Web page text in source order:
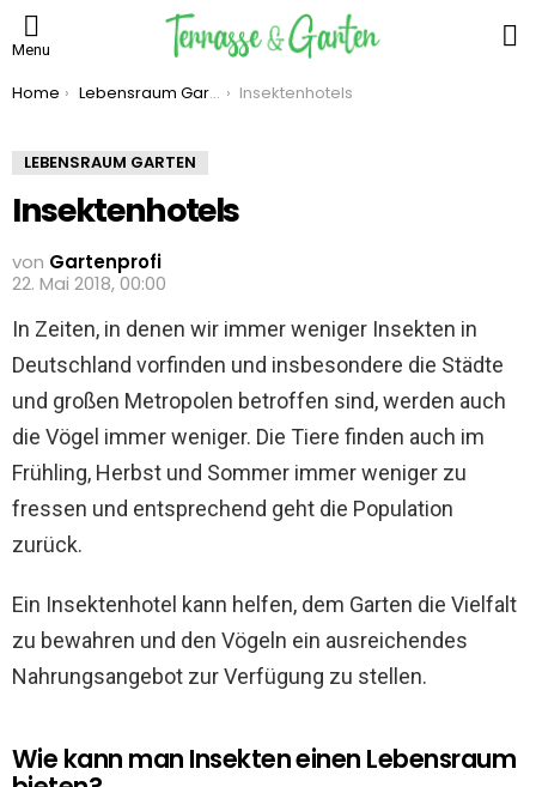
Menu
You are here:
Home Lebensraum Garten Insektenhotels
LEBENSRAUM GARTEN
Insektenhotels
von Gartenprofi
22. Mai 2018, 00:00
In Zeiten, in denen wir immer weniger Insekten in
Deutschland vorfinden und insbesondere die Städte
und großen Metropolen betroffen sind, werden auch
die Vögel immer weniger. Die Tiere finden auch im
Frühling, Herbst und Sommer immer weniger zu
fressen und entsprechend geht die Population
zurück.
Ein Insektenhotel kann helfen, dem Garten die Vielfalt
zu bewahren und den Vögeln ein ausreichendes
Nahrungsangebot zur Verfügung zu stellen.
Wie kann man Insekten einen Lebensraum